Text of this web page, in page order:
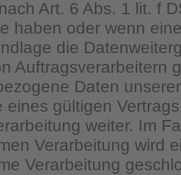
Art. 6 Abs. 1 lit. f
haben oder wenn
die
Auftragsverarbeitern
Daten
eines gültigen
weiter. Im
Verarbeitung wird
Verarbeitung